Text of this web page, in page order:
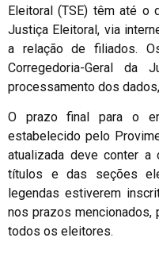
Eleitoral (TSE) têm até o
Justiça Eleitoral, via
a relação de filiados.
Corregedoria-Geral da
processamento dos
O prazo final para o
estabelecido pelo
atualizada deve conter
títulos e das seções
legendas estiverem
nos prazos mencionados,
todos os eleitores.